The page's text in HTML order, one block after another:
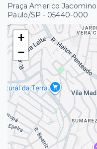
Praça Americo
Paulo/SP - 05440-000
+
−